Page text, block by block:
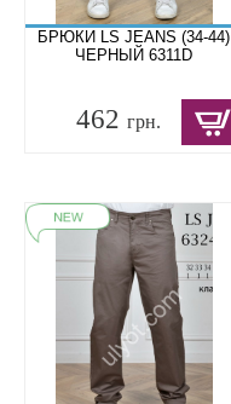
БРЮКИ LS JEANS (34-44)
ЧЕРНЫЙ 6311D
462 грн.